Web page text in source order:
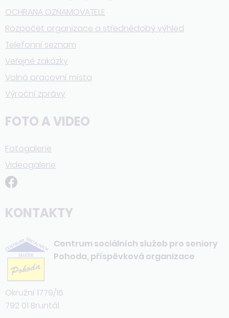
OCHRANA OZNAMOVATELE
Rozpočet organizace a střednědobý výhled
Telefonní seznam
Veřejné zakázky
Volná pracovní místa
Výroční zprávy
FOTO A VIDEO
Fotogalerie
Videogalerie
KONTAKTY
Centrum sociálních služeb pro seniory
Pohoda, příspěvková organizace
Okružní 1779/16
792 01 Bruntál